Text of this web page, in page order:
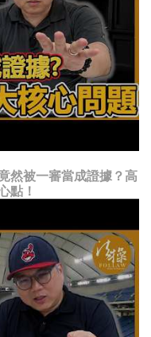
然被一審當成證據？高
點！